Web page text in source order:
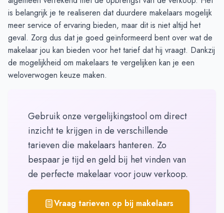
is belangrijk je te realiseren dat duurdere makelaars mogelijk
meer service of ervaring bieden, maar dit is niet altijd het
geval. Zorg dus dat je goed geïnformeerd bent over wat de
makelaar jou kan bieden voor het tarief dat hij vraagt. Dankzij
de mogelijkheid om makelaars te vergelijken kan je een
weloverwogen keuze maken.
Gebruik onze vergelijkingstool om direct
inzicht te krijgen in de verschillende
tarieven die makelaars hanteren. Zo
bespaar je tijd en geld bij het vinden van
de perfecte makelaar voor jouw verkoop.
Vraag tarieven op bij makelaars